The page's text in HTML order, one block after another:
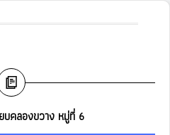
บคลองขวาง หมู่ที่ 6